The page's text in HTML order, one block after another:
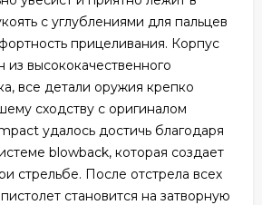
с углублениями для пальцев
прицеливания. Корпус
из высококачественного
все детали оружия крепко
сходству с оригиналом
удалось достичь благодаря
blowback, которая создает
стрельбе. После отстрела всех
становится на затворную